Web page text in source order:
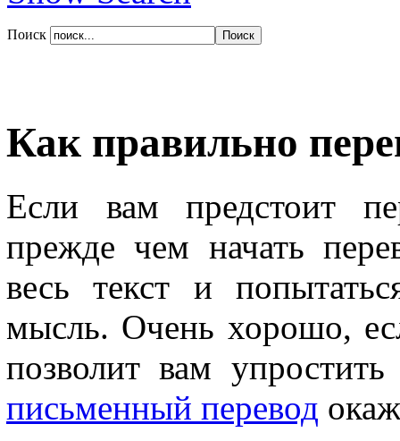
Поиск
Как правильно
Если вам предстоит
прежде чем начать
весь текст и
мысль. Очень хорошо,
позволит вам
письменный перевод